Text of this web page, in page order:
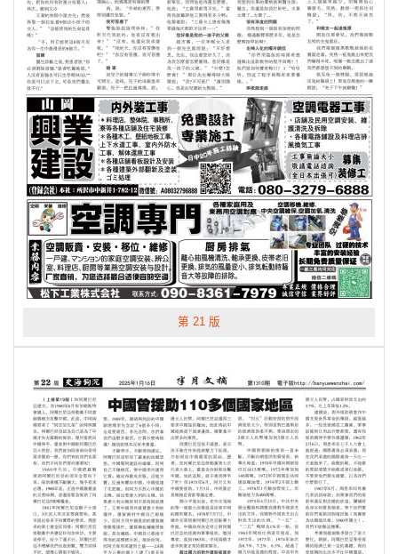
第 21 版